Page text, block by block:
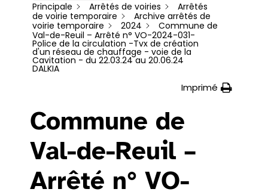
Principale
Arrêtés de voiries
Arrêtés
de voirie temporaire
Archive arrêtés de
voirie temporaire
2024
Commune de
Val-de-Reuil – Arrêté n° VO-2024-031-
Police de la circulation -Tvx de création
d'un réseau de chauffage - voie de la
Cavitation - du 22.03.24 au 20.06.24
DALKIA
Imprimé
Commune de
Val-de-Reuil –
Arrêté n° VO-